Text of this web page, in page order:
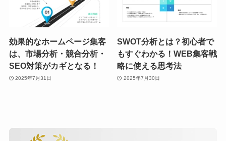
効果的なホームページ集客
は、市場分析・競合分析・
SEO対策がカギとなる！
2025年7月31日
SWOT分析とは？初心者で
もすぐわかる！WEB集客戦
略に使える思考法
2025年7月30日